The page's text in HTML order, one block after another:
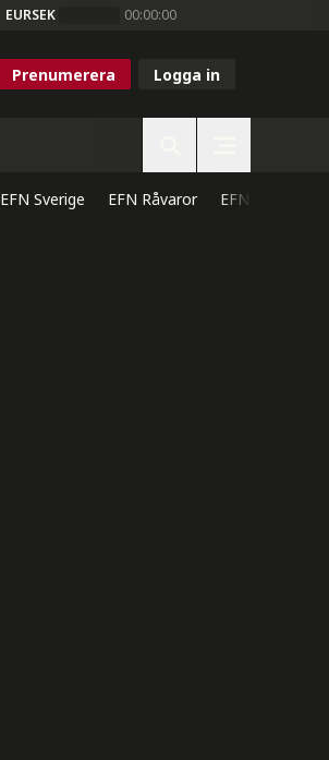
EURSEK 00:00:00
Prenumerera Logga in
EFN Sverige EFN Råvaror EFN Direkt